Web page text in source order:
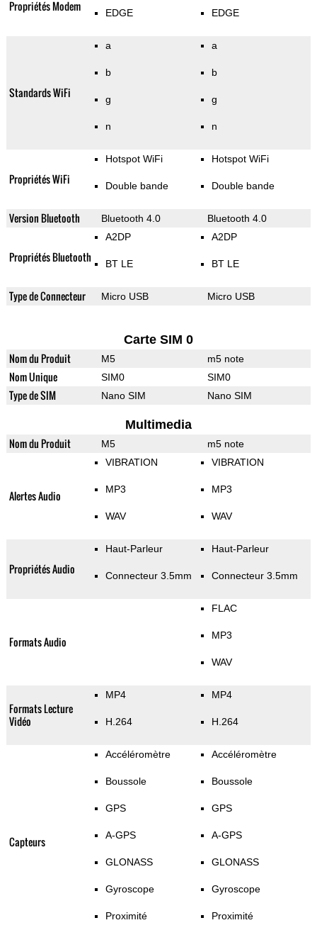
Propriétés Modem EDGE EDGE
Standards WiFi
a
b
g
n
a
b
g
n
Propriétés WiFi
Hotspot WiFi
Double bande
Hotspot WiFi
Double bande
Version Bluetooth Bluetooth 4.0 Bluetooth 4.0
Propriétés Bluetooth
A2DP
BT LE
A2DP
BT LE
Type de Connecteur Micro USB Micro USB
Carte SIM 0
Nom du Produit M5 m5 note
Nom Unique SIM0 SIM0
Type de SIM Nano SIM Nano SIM
Multimedia
Nom du Produit M5 m5 note
Alertes Audio
VIBRATION
MP3
WAV
VIBRATION
MP3
WAV
Propriétés Audio
Haut-Parleur
Connecteur 3.5mm
Haut-Parleur
Connecteur 3.5mm
Formats Audio
FLAC
MP3
WAV
Formats Lecture
Vidéo
MP4
H.264
MP4
H.264
Capteurs
Accéléromètre
Boussole
GPS
A-GPS
GLONASS
Gyroscope
Proximité
Accéléromètre
Boussole
GPS
A-GPS
GLONASS
Gyroscope
Proximité